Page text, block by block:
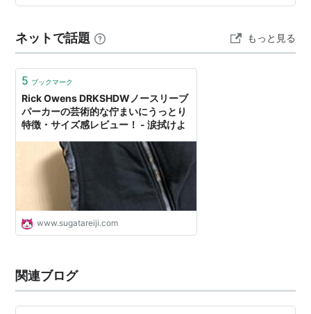
ネットで話題 もっと見る
5 ブックマーク
Rick Owens DRKSHDWノースリーブ
パーカーの芸術的な佇まいにうっとり
特徴・サイズ感レビュー！ - 涙拭けよ
www.sugatareiji.com
関連ブログ